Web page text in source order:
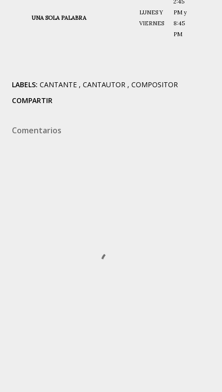
UNA SOLA PALABRA
LUNES Y
VIERNES
2:45
PM y
8:45
PM
LABELS: CANTANTE CANTAUTOR
COMPOSITOR
COMPARTIR
Comentarios